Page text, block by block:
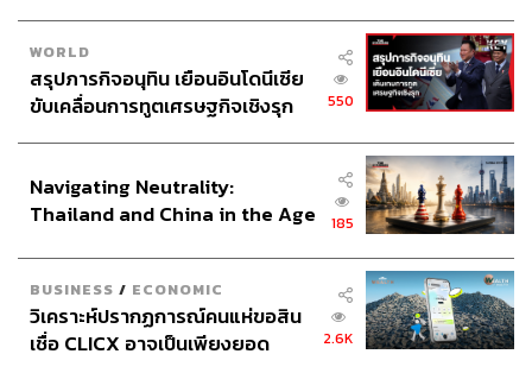
WORLD
สรุปภารกิจอนุทิน เยือนอินโดนีเซีย
ขับเคลื่อนการทูตเศรษฐกิจเชิงรุก
550
Navigating Neutrality:
Thailand and China in the Age
185
BUSINESS / ECONOMIC
วิเคราะห์ปรากฏการณ์คนแห่ขอสิน
เชื่อ CLICX อาจเป็นเพียงยอด
2.6K